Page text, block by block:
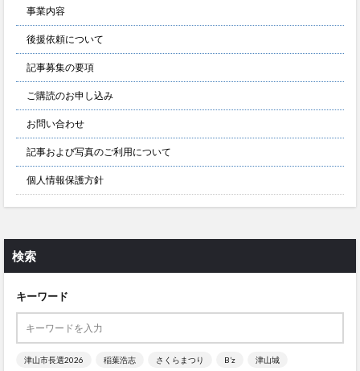
事業内容
後援依頼について
記事募集の要項
ご購読のお申し込み
お問い合わせ
記事および写真のご利用について
個人情報保護方針
検索
キーワード
津山市長選2026 稲葉浩志 さくらまつり B’z 津山城